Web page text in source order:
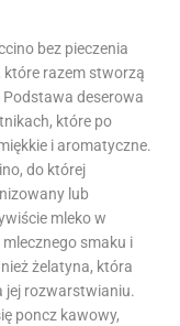
bez pieczenia
które razem stworzą
deserowa
które po
i aromatyczne.
do której
lub
mleko w
smaku i
żelatyna, która
jej rozwarstwianiu.
poncz kawowy,